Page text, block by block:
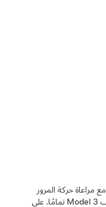
حركة المرور
تمامًا. على